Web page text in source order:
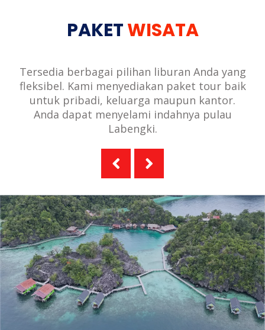
PAKETWISATA
Tersedia berbagai pilihan liburan Anda yang
fleksibel. Kami menyediakan paket tour baik
untuk pribadi, keluarga maupun kantor.
Anda dapat menyelami indahnya pulau
Labengki.